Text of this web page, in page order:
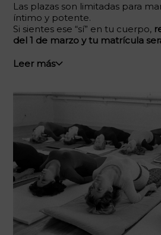
Las plazas son limitadas para
íntimo y potente.
Si sientes ese “sí” en tu cuerpo,
del 1 de marzo y tu matrícula
Leer más